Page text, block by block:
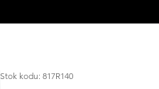
Stok kodu: 817R140